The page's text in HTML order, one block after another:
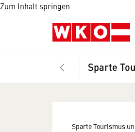
Zum Inhalt springen
Sparte Tourismus